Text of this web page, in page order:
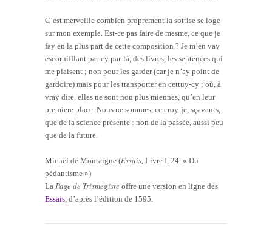
C’est merveille combien proprement la sottise se loge
sur mon exemple. Est-ce pas faire de mesme, ce que je
fay en la plus part de cette composition ? Je m’en vay
escornifflant par-cy par-là, des livres, les sentences qui
me plaisent ; non pour les garder (car je n’ay point de
gardoire) mais pour les transporter en cettuy-cy ; où, à
vray dire, elles ne sont non plus miennes, qu’en leur
premiere place. Nous ne sommes, ce croy-je, sçavants,
que de la science présente : non de la passée, aussi peu
que de la future.
Michel de Montaigne (Essais , Livre I, 24. « Du
pédantisme »)
La Page de Trismegiste offre une version en ligne des
Essais , d’après l’édition de 1595.